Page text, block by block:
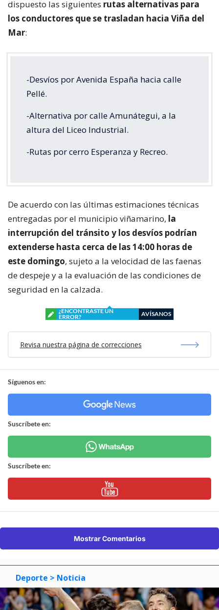
dispuesto las siguientes rutas alternativas para
los conductores que se trasladan hacia Viña del
Mar:
-Desvíos por Avenida España hacia calle
Pellé.
-Alternativa por calle Amunátegui, a la
altura del Liceo Industrial.
-Rutas por cerro Esperanza y Recreo.
De acuerdo con las últimas estimaciones técnicas
entregadas por el municipio viñamarino, la
interrupción del tránsito y los desvíos podrían
extenderse hasta cerca de las 14:00 horas de
este domingo, sujeto a la velocidad de las faenas
de despeje y a la evaluación de las condiciones de
seguridad en la calzada.
¿ENCONTRASTE UN
ERROR?
AVÍSANOS
Revisa nuestra página de correcciones
Síguenos en:
Suscríbete en:
Suscríbete en:
Mostrar Comentarios
Deporte > Noticia